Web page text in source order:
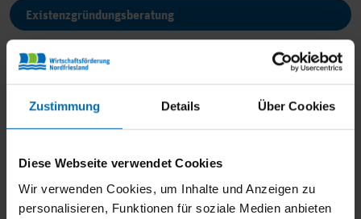
Zustimmung Details Über Cookies
Diese Webseite verwendet Cookies
Wir verwenden Cookies, um Inhalte und Anzeigen zu
personalisieren, Funktionen für soziale Medien anbieten
Existenzgründungsberatung
Netzwerkagentur Erneuerbare Energien Schleswig-
Holstein (EE.SH)